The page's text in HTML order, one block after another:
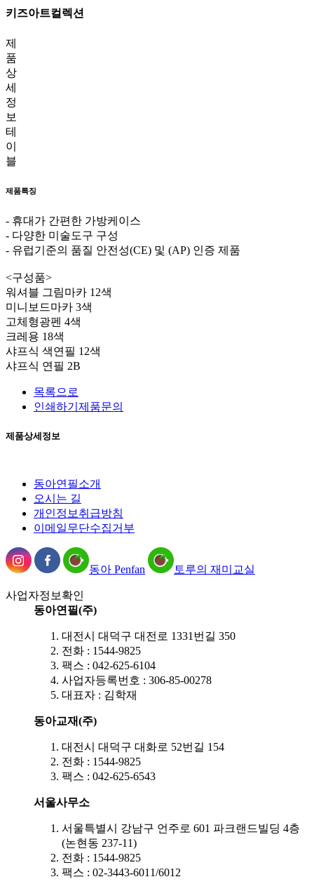
키즈아트컬렉션
제
품
상
세
정
보
테
이
블
제품특징
- 휴대가 간편한 가방케이스
- 다양한 미술도구 구성
- 유럽기준의 품질 안전성(CE) 및 (AP) 인증 제품
<구성품>
워셔블 그림마카 12색
미니보드마카 3색
고체형광펜 4색
크레용 18색
샤프식 색연필 12색
샤프식 연필 2B
목록으로
인쇄하기 제품문의
제품상세정보
동아연필소개
오시는 길
개인정보취급방침
이메일무단수집거부
동아 Penfan 토루의 재미교실
사업자정보확인
동아연필(주)
대전시 대덕구 대전로 1331번길 350
전화 : 1544-9825
팩스 : 042-625-6104
사업자등록번호 : 306-85-00278
대표자 : 김학재
동아교재(주)
대전시 대덕구 대화로 52번길 154
전화 : 1544-9825
팩스 : 042-625-6543
서울사무소
서울특별시 강남구 언주로 601 파크랜드빌딩 4층
(논현동 237-11)
전화 : 1544-9825
팩스 : 02-3443-6011/6012